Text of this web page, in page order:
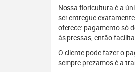
Nossa floricultura é a
ser entregue
oferece: pagamento só
às pressas, então
O cliente pode fazer o
sempre prezamos é a